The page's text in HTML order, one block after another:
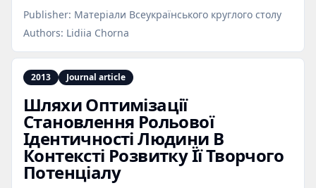
Publisher: Матеріали Всеукраїнського круглого столу
Authors: Lidiia Chorna
2013 Journal article
Шляхи Оптимізації
Становлення Рольової
Ідентичності Людини В
Контексті Розвитку Її Творчого
Потенціалу